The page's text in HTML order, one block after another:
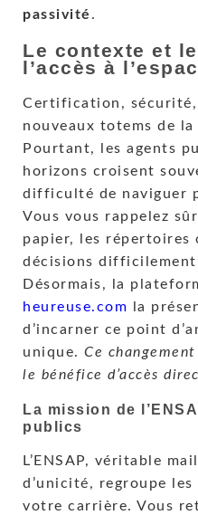
passivité .
Le contexte et
l’accès à
Certification, sécurité,
nouveaux totems de
Pourtant, les agents
horizons croisent
difficulté de naviguer
Vous vous rappelez
papier, les répertoires
décisions
Désormais, la
heureuse.com la
d’incarner ce point
unique. Ce
le bénéfice d’accès
La mission de
publics
L’ENSAP, véritable
d’unicité, regroupe
votre carrière. Vous